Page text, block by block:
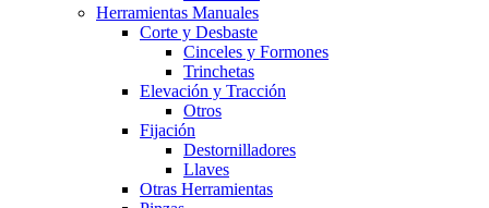
Herramientas Manuales
Corte y Desbaste
Cinceles y Formones
Trinchetas
Elevación y Tracción
Otros
Fijación
Destornilladores
Llaves
Otras Herramientas